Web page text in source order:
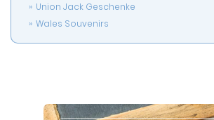
Union Jack Geschenke
Wales Souvenirs